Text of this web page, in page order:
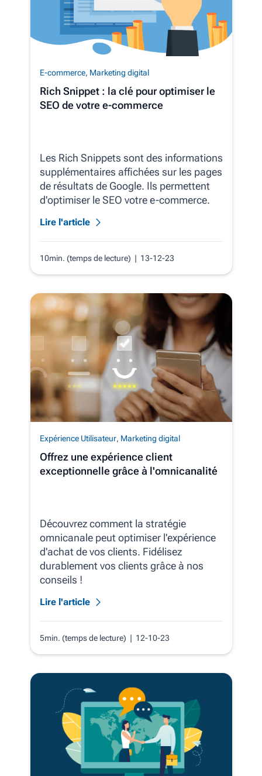
E-commerce, Marketing digital
Rich Snippet : la clé pour optimiser le
SEO de votre e-commerce
Les Rich Snippets sont des informations
supplémentaires affichées sur les pages
de résultats de Google. Ils permettent
d'optimiser le SEO votre e-commerce.
Lire l'article
10min. (temps de lecture) | 13-12-23
Expérience Utilisateur, Marketing digital
Offrez une expérience client
exceptionnelle grâce à l'omnicanalité
Découvrez comment la stratégie
omnicanale peut optimiser l'expérience
d'achat de vos clients. Fidélisez
durablement vos clients grâce à nos
conseils !
Lire l'article
5min. (temps de lecture) | 12-10-23